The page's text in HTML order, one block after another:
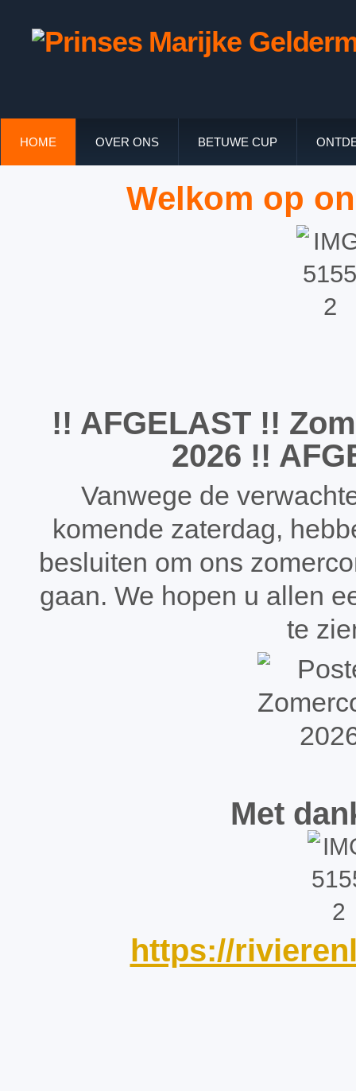
HOME OVER ONS BETUWE CUP
Welkom op
!! AFGELAST !!
2026 !!
Vanwege de
komende zaterdag,
besluiten om ons
gaan. We hopen u allen
te
Met
https://